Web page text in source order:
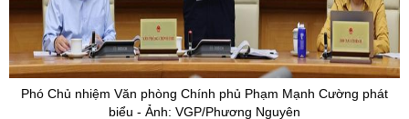
Phó Chủ nhiệm Văn phòng Chính phủ Phạm Mạnh Cường phát
biểu - Ảnh: VGP/Phương Nguyên